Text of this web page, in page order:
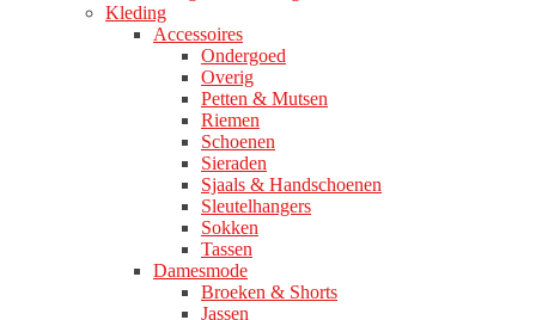
Kleding
Accessoires
Ondergoed
Overig
Petten & Mutsen
Riemen
Schoenen
Sieraden
Sjaals & Handschoenen
Sleutelhangers
Sokken
Tassen
Damesmode
Broeken & Shorts
Jassen